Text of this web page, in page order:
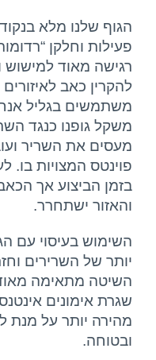
הגוף שלנו מלא
פעילות וחלקן
רגישה מאוד למישוש
להקרין כאב
משתמשים בגליל
משקל גופנו כנגד
מעסים את השריר
פוינטס המצויות
בזמן הביצוע אך
והאזור ישתחרר.
השימוש בעיסוי עם
יותר של השרירים
השיטה מתאימה
שגרת אימונים
מהירה יותר על מנת
ובטוחה.